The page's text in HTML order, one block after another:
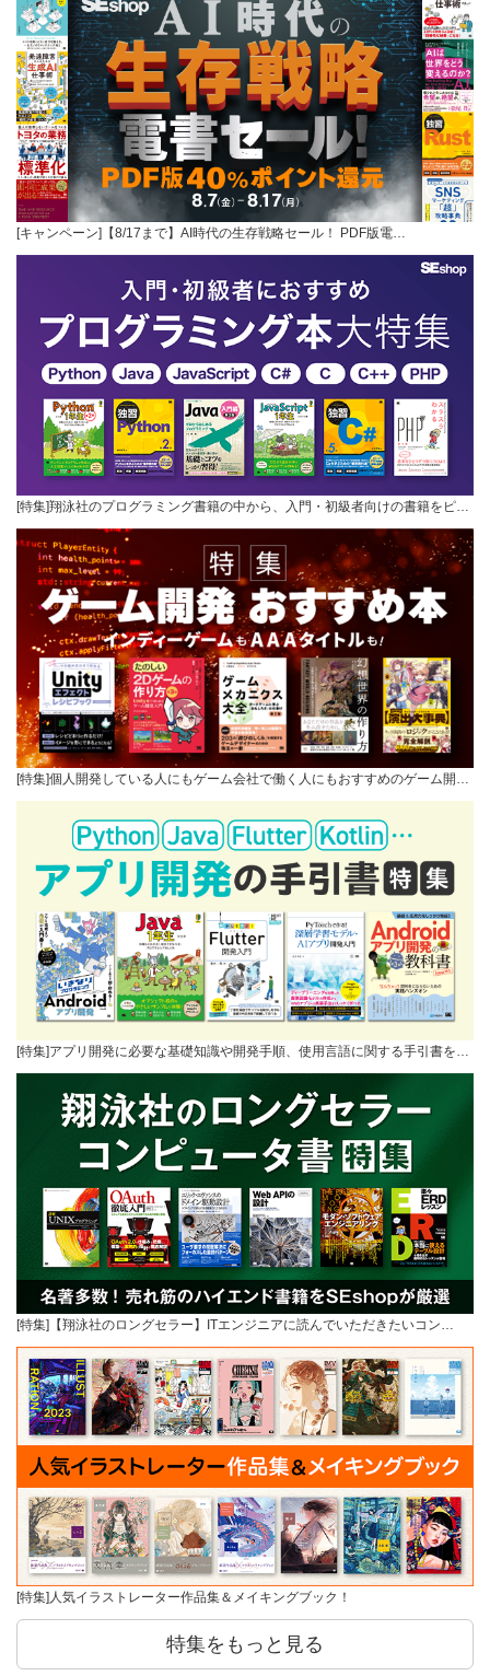
[キャンペーン]【8/17まで】AI時代の生存戦略セール！ PDF版電…
[特集]翔泳社のプログラミング書籍の中から、入門・初級者向けの書籍をピ…
[特集]個人開発している人にもゲーム会社で働く人にもおすすめのゲーム開…
[特集]アプリ開発に必要な基礎知識や開発手順、使用言語に関する手引書を…
[特集]【翔泳社のロングセラー】ITエンジニアに読んでいただきたいコン…
[特集]人気イラストレーター作品集＆メイキングブック！
特集をもっと見る